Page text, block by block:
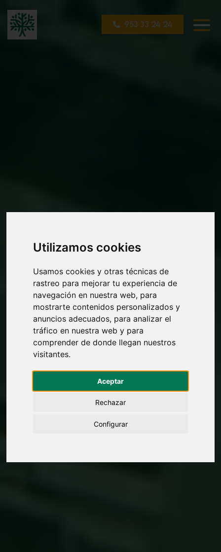
Utilizamos cookies
Usamos cookies y otras técnicas de
rastreo para mejorar tu experiencia de
navegación en nuestra web, para
mostrarte contenidos personalizados y
anuncios adecuados, para analizar el
tráfico en nuestra web y para
comprender de donde llegan nuestros
visitantes.
Aceptar
Rechazar
Configurar
953 33 24 24